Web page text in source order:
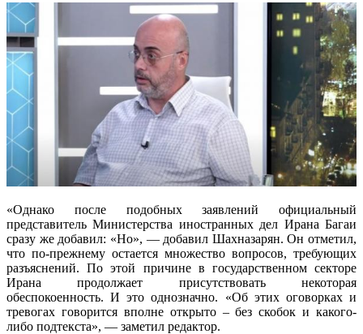
«Однако после подобных заявлений официальный
представитель Министерства иностранных дел Ирана Багаи
сразу же добавил: «Но», — добавил Шахназарян. Он отметил,
что по-прежнему остается множество вопросов, требующих
разъяснений. По этой причине в государственном секторе
Ирана продолжает присутствовать некоторая
обеспокоенность. И это однозначно. «Об этих оговорках и
тревогах говорится вполне открыто – без скобок и какого-
либо подтекста», — заметил редактор.